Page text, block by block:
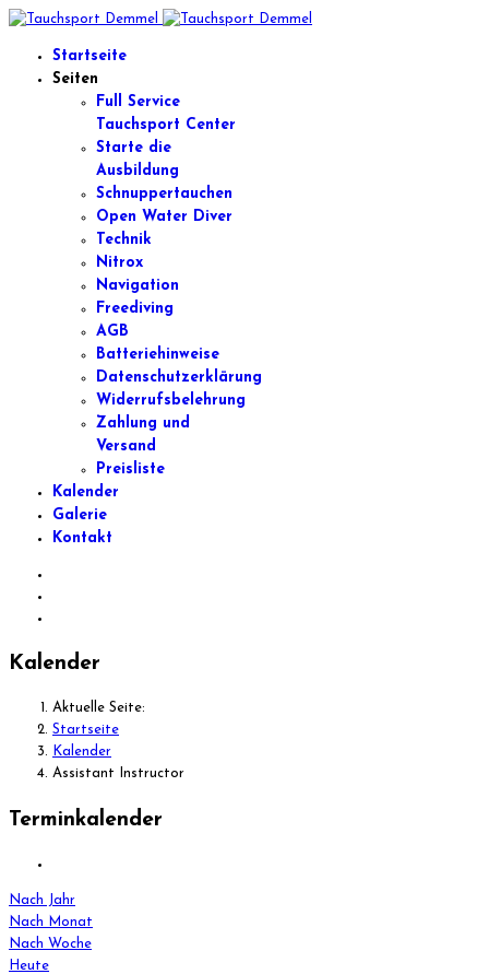
Startseite
Seiten
Full Service
Tauchsport Center
Starte die
Ausbildung
Schnuppertauchen
Open Water Diver
Technik
Nitrox
Navigation
Freediving
AGB
Batteriehinweise
Datenschutzerklärung
Widerrufsbelehrung
Zahlung und
Versand
Preisliste
Kalender
Galerie
Kontakt
Kalender
Aktuelle Seite:
Startseite
Kalender
Assistant Instructor
Terminkalender
Nach Jahr
Nach Monat
Nach Woche
Heute